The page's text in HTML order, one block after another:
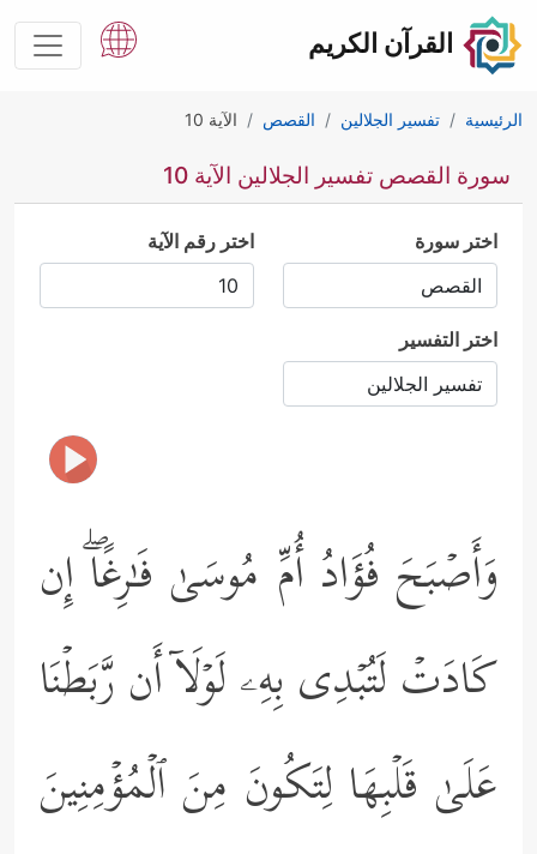
القرآن الكريم
الرئيسية تفسير الجلالين القصص الآية 10
سورة القصص تفسير الجلالين الآية 10
اختر سورة اختر رقم الآية
اختر التفسير
وَأَصۡبَحَ فُؤَادُ أُمِّ مُوسَىٰ فَـٰرِغًاۖ إِن
كَادَتۡ لَتُبۡدِی بِهِۦ لَوۡلَاۤ أَن رَّبَطۡنَا
عَلَىٰ قَلۡبِهَا لِتَكُونَ مِنَ ٱلۡمُؤۡمِنِینَ